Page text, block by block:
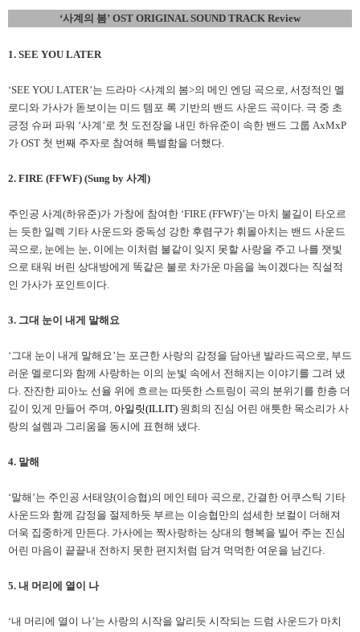
‘사계의 봄’ OST ORIGINAL SOUND TRACK Review
1. SEE YOU LATER
‘SEE YOU LATER’는 드라마 <사계의 봄>의 메인 엔딩 곡으로, 서정적인 멜
로디와 가사가 돋보이는 미드 템포 록 기반의 밴드 사운드 곡이다. 극 중 초
긍정 슈퍼 파워 ‘사계’로 첫 도전장을 내민 하유준이 속한 밴드 그룹 AxMxP
가 OST 첫 번째 주자로 참여해 특별함을 더했다.
2. FIRE (FFWF) (Sung by 사계)
주인공 사계(하유준)가 가창에 참여한 ‘FIRE (FFWF)’는 마치 불길이 타오르
는 듯한 일렉 기타 사운드와 중독성 강한 후렴구가 휘몰아치는 밴드 사운드
곡으로, 눈에는 눈, 이에는 이처럼 불같이 잊지 못할 사랑을 주고 나를 잿빛
으로 태워 버린 상대방에게 똑같은 불로 차가운 마음을 녹이겠다는 직설적
인 가사가 포인트이다.
3. 그대 눈이 내게 말해요
‘그대 눈이 내게 말해요’는 포근한 사랑의 감정을 담아낸 발라드곡으로, 부드
러운 멜로디와 함께 사랑하는 이의 눈빛 속에서 전해지는 이야기를 그려 냈
다. 잔잔한 피아노 선율 위에 흐르는 따뜻한 스트링이 곡의 분위기를 한층 더
깊이 있게 만들어 주며, 아일릿(ILLIT) 원희의 진심 어린 애틋한 목소리가 사
랑의 설렘과 그리움을 동시에 표현해 냈다.
4. 말해
‘말해’는 주인공 서태양(이승협)의 메인 테마 곡으로, 간결한 어쿠스틱 기타
사운드와 함께 감정을 절제하듯 부르는 이승협만의 섬세한 보컬이 더해져
더욱 집중하게 만든다. 가사에는 짝사랑하는 상대의 행복을 빌어 주는 진심
어린 마음이 끝끝내 전하지 못한 편지처럼 담겨 먹먹한 여운을 남긴다.
5. 내 머리에 열이 나
‘내 머리에 열이 나’는 사랑의 시작을 알리듯 시작되는 드럼 사운드가 마치